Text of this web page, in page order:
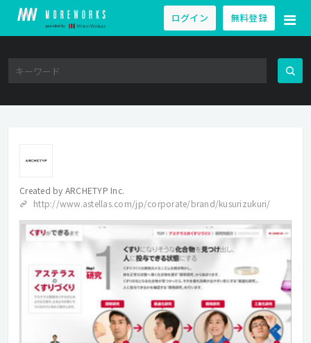
ログイン 無料登録
Created by ARCHETYP Inc.
http://www.astellas.com/jp/corporate/brand/kusurizukuri/